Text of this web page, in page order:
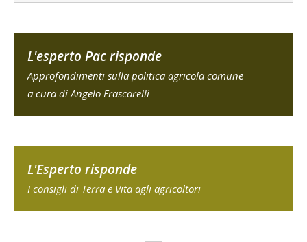
L'esperto Pac risponde
Approfondimenti sulla politica agricola comune
a cura di Angelo Frascarelli
L'Esperto risponde
I consigli di Terra e Vita agli agricoltori